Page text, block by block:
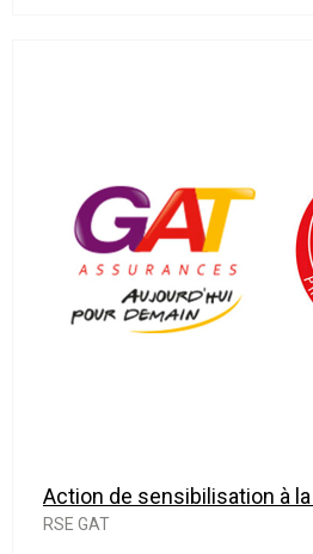
Action de sensibilisation à
RSE GAT